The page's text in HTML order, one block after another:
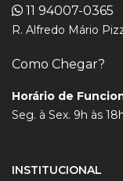
11 94007-0365
R. Alfredo Mário
Como Chegar?
Horário de
Seg. à Sex. 9h às
INSTITUCIONAL